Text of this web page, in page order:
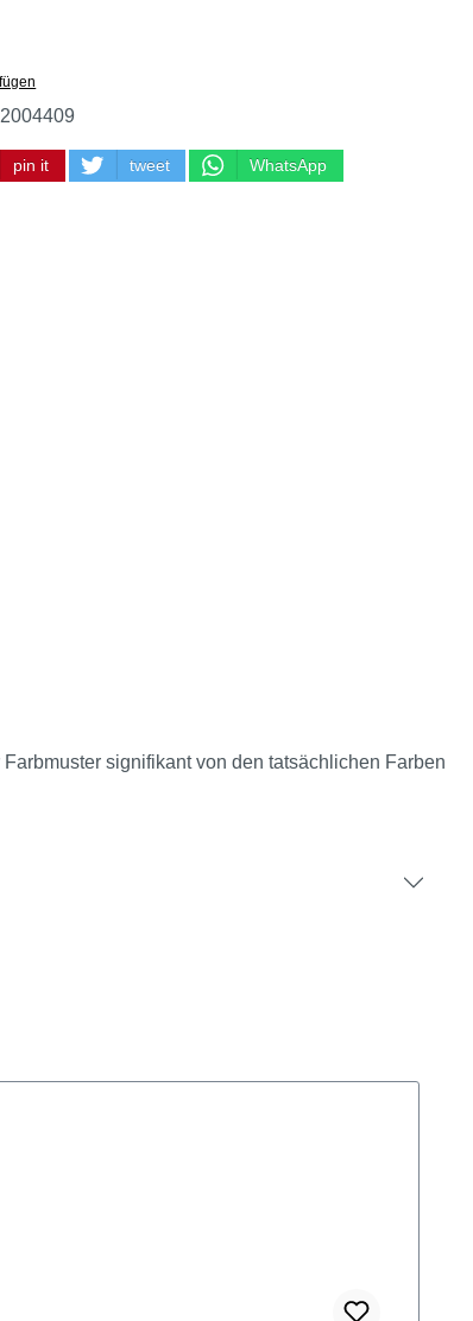
pin it tweet WhatsApp
signifikant von den tatsächlichen Farben